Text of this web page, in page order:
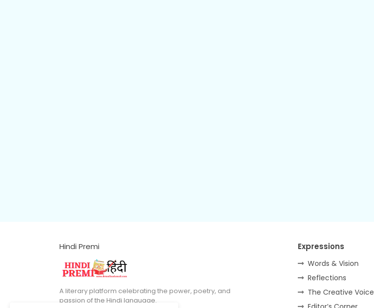
Hindi Premi
A literary platform celebrating the power, poetry, and
passion of the Hindi language.
Expressions
Words & Vision
Reflections
The Creative Voice